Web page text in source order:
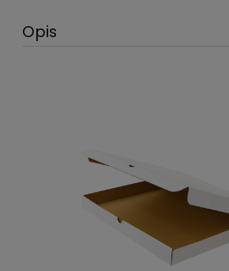
Opis